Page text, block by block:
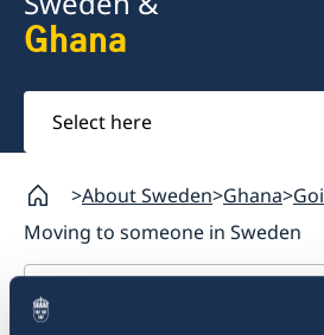
Ghana
Select
here
About Sweden Ghana
Moving to someone in Sweden
Ghana